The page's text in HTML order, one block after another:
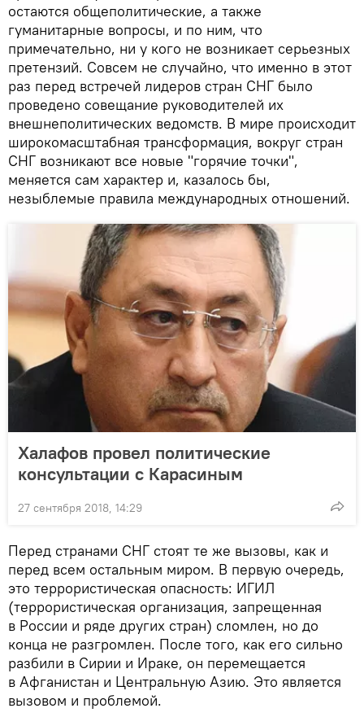
остаются общеполитические, а также
гуманитарные вопросы, и по ним, что
примечательно, ни у кого не возникает серьезных
претензий. Совсем не случайно, что именно в этот
раз перед встречей лидеров стран СНГ было
проведено совещание руководителей их
внешнеполитических ведомств. В мире происходит
широкомасштабная трансформация, вокруг стран
СНГ возникают все новые "горячие точки",
меняется сам характер и, казалось бы,
незыблемые правила международных отношений.
Халафов провел политические
консультации с Карасиным
27 сентября 2018, 14:29
Перед странами СНГ стоят те же вызовы, как и
перед всем остальным миром. В первую очередь,
это террористическая опасность: ИГИЛ
(террористическая организация, запрещенная
в России и ряде других стран) сломлен, но до
конца не разгромлен. После того, как его сильно
разбили в Сирии и Ираке, он перемещается
в Афганистан и Центральную Азию. Это является
вызовом и проблемой.